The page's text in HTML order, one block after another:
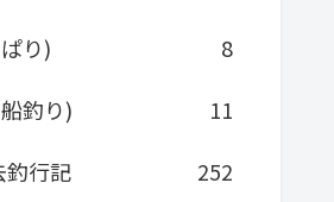
り)
8
釣り)
11
釣行記
252